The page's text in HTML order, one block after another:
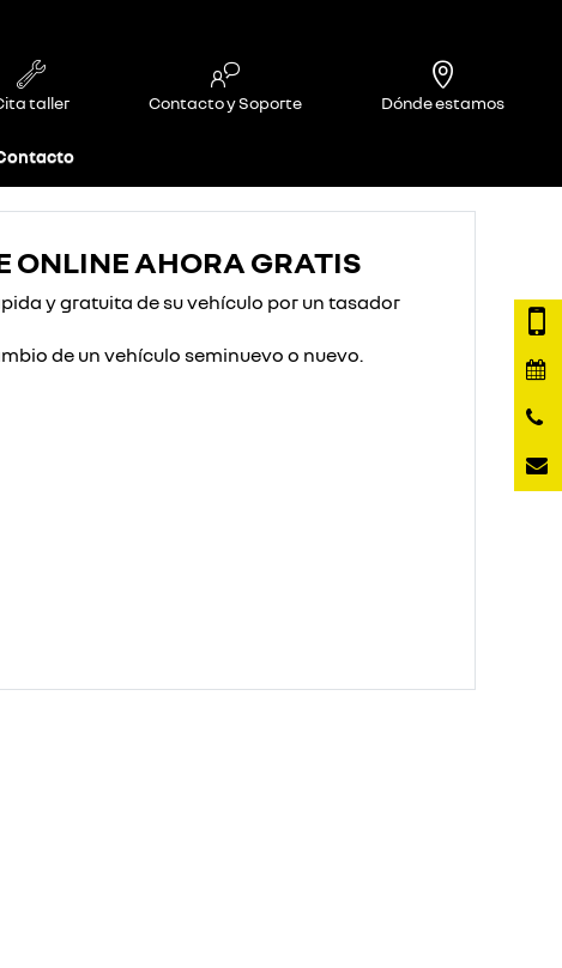
taller Contacto y Soporte Dónde estamos
ONLINE AHORA GRATIS
y gratuita de su vehículo por un tasador
de un vehículo seminuevo o nuevo.